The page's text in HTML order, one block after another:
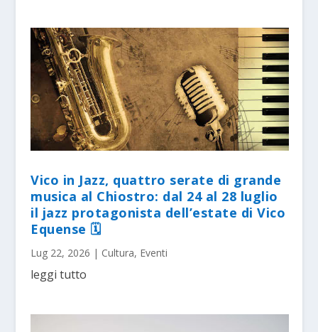
Vico in Jazz, quattro serate di grande
musica al Chiostro: dal 24 al 28 luglio
il jazz protagonista dell’estate di Vico
Equense 🗓
Lug 22, 2026 | Cultura, Eventi
leggi tutto